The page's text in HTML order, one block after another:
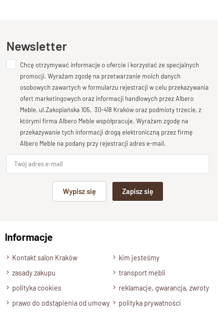
Wybarwienia, drewno -Opcje Palisander-Brąz,
Stan produktu zmontowany
Dodaj opinię o produkcie
Twoja ocena
Bardzo dobry
Twoja opinia o produkcie
Podpis
Wyślij opinię
Newsletter
Chcę otrzymywać informacje o ofercie i korzystać ze specjalnych
promocji. Wyrażam zgodę na przetwarzanie moich danych
osobowych zawartych w formularzu rejestracji w celu przekazywania
ofert marketingowych oraz informacji handlowych przez Albero
Meble, ul.Zakopiańska 105, 30-418 Kraków oraz podmioty trzecie, z
którymi firma Albero Meble współpracuje. Wyrażam zgodę na
przekazywanie tych informacji drogą elektroniczną przez firmę
Albero Meble na podany przy rejestracji adres e-mail.
Wypisz się Zapisz się
Informacje
Kontakt salon Kraków
kim jesteśmy
zasady zakupu
transport mebli
polityka cookies
reklamacje, gwarancja, zwroty
prawo do odstąpienia od umowy
polityka prywatności